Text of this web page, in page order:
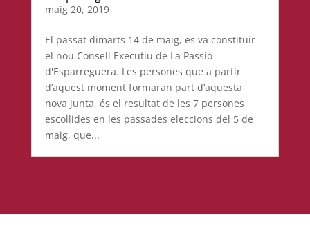
maig 20, 2019
El passat dimarts 14 de maig, es va constituir
el nou Consell Executiu de La Passió
d'Esparreguera. Les persones que a partir
d’aquest moment formaran part d’aquesta
nova junta, és el resultat de les 7 persones
escollides en les passades eleccions del 5 de
maig, que...